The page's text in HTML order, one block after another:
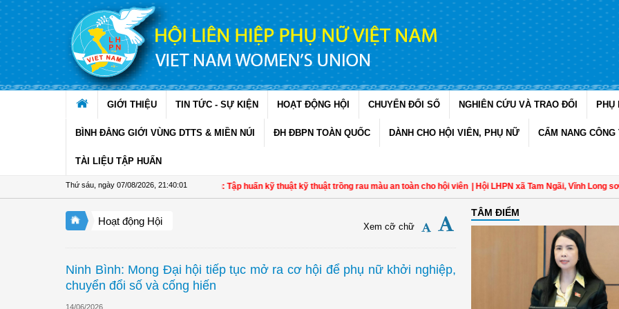
Truy cập nội dung luôn
GIỚI THIỆU TIN TỨC - SỰ KIỆN HOẠT ĐỘNG HỘI CHUYỂN ĐỔI SỐ NGHIÊN CỨU VÀ TRAO ĐỔI PHỤ
BÌNH ĐẲNG GIỚI VÙNG DTTS & MIỀN NÚI ĐH ĐBPN TOÀN QUỐC DÀNH CHO HỘI VIÊN, PHỤ NỮ CẨM NANG CÔNG
TÀI LIỆU TẬP HUẤN
Thứ sáu, ngày 07/08/2026 21:40:02
Hội LHPN xã Ninh Quới, Cà Mau: Tập huấn kỹ thuật kỹ thuật trồng rau màu an toàn cho hội viên | Hội LHPN xã Tam Ngãi, Vĩnh Long sơ kết
Hoạt động Hội Xem cỡ chữ
Ninh Bình: Mong Đại hội tiếp tục mở ra cơ hội để phụ nữ khởi nghiệp,
chuyển đổi số và cống hiến
14/06/2026
TÂM ĐIỂM